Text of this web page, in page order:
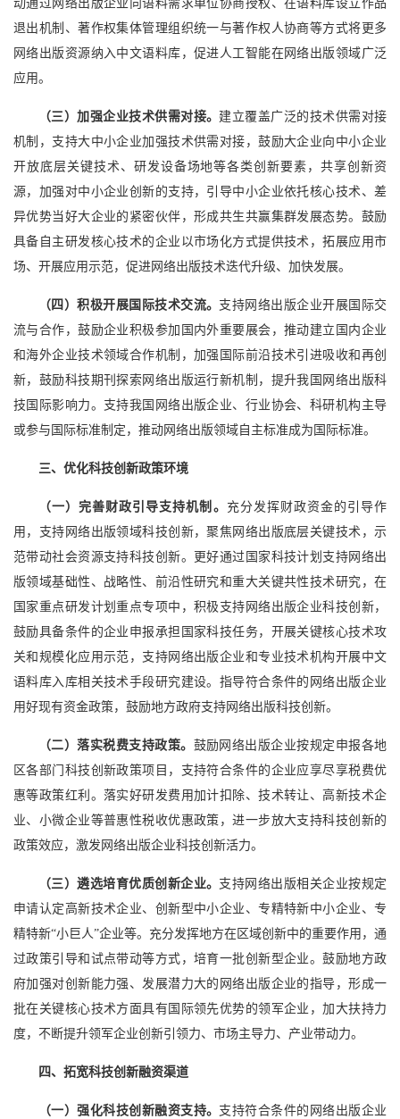
动通过网络出版企业向语料需求单位协商授权、在语料库设立作品
退出机制、著作权集体管理组织统一与著作权人协商等方式将更多
网络出版资源纳入中文语料库，促进人工智能在网络出版领域广泛
应用。
（三）加强企业技术供需对接。 建立覆盖广泛的技术供需对接
机制，支持大中小企业加强技术供需对接，鼓励大企业向中小企业
开放底层关键技术、研发设备场地等各类创新要素，共享创新资
源，加强对中小企业创新的支持，引导中小企业依托核心技术、差
异优势当好大企业的紧密伙伴，形成共生共赢集群发展态势。鼓励
具备自主研发核心技术的企业以市场化方式提供技术，拓展应用市
场、开展应用示范，促进网络出版技术迭代升级、加快发展。
（四）积极开展国际技术交流。 支持网络出版企业开展国际交
流与合作，鼓励企业积极参加国内外重要展会，推动建立国内企业
和海外企业技术领域合作机制，加强国际前沿技术引进吸收和再创
新，鼓励科技期刊探索网络出版运行新机制，提升我国网络出版科
技国际影响力。支持我国网络出版企业、行业协会、科研机构主导
或参与国际标准制定，推动网络出版领域自主标准成为国际标准。
三、优化科技创新政策环境
（一）完善财政引导支持机制。 充分发挥财政资金的引导作
用，支持网络出版领域科技创新，聚焦网络出版底层关键技术，示
范带动社会资源支持科技创新。更好通过国家科技计划支持网络出
版领域基础性、战略性、前沿性研究和重大关键共性技术研究，在
国家重点研发计划重点专项中，积极支持网络出版企业科技创新，
鼓励具备条件的企业申报承担国家科技任务，开展关键核心技术攻
关和规模化应用示范，支持网络出版企业和专业技术机构开展中文
语料库入库相关技术手段研究建设。指导符合条件的网络出版企业
用好现有资金政策，鼓励地方政府支持网络出版科技创新。
（二）落实税费支持政策。 鼓励网络出版企业按规定申报各地
区各部门科技创新政策项目，支持符合条件的企业应享尽享税费优
惠等政策红利。落实好研发费用加计扣除、技术转让、高新技术企
业、小微企业等普惠性税收优惠政策，进一步放大支持科技创新的
政策效应，激发网络出版企业科技创新活力。
（三）遴选培育优质创新企业。 支持网络出版相关企业按规定
申请认定高新技术企业、创新型中小企业、专精特新中小企业、专
精特新“小巨人”企业等。充分发挥地方在区域创新中的重要作用，通
过政策引导和试点带动等方式，培育一批创新型企业。鼓励地方政
府加强对创新能力强、发展潜力大的网络出版企业的指导，形成一
批在关键核心技术方面具有国际领先优势的领军企业，加大扶持力
度，不断提升领军企业创新引领力、市场主导力、产业带动力。
四、拓宽科技创新融资渠道
（一）强化科技创新融资支持。 支持符合条件的网络出版企业